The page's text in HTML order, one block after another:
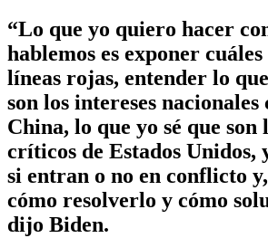
“Lo que yo quiero hacer
hablemos es exponer
líneas rojas, entender lo
son los intereses
China, lo que yo sé que son
críticos de Estados
si entran o no en conflicto
cómo resolverlo y cómo
dijo Biden.